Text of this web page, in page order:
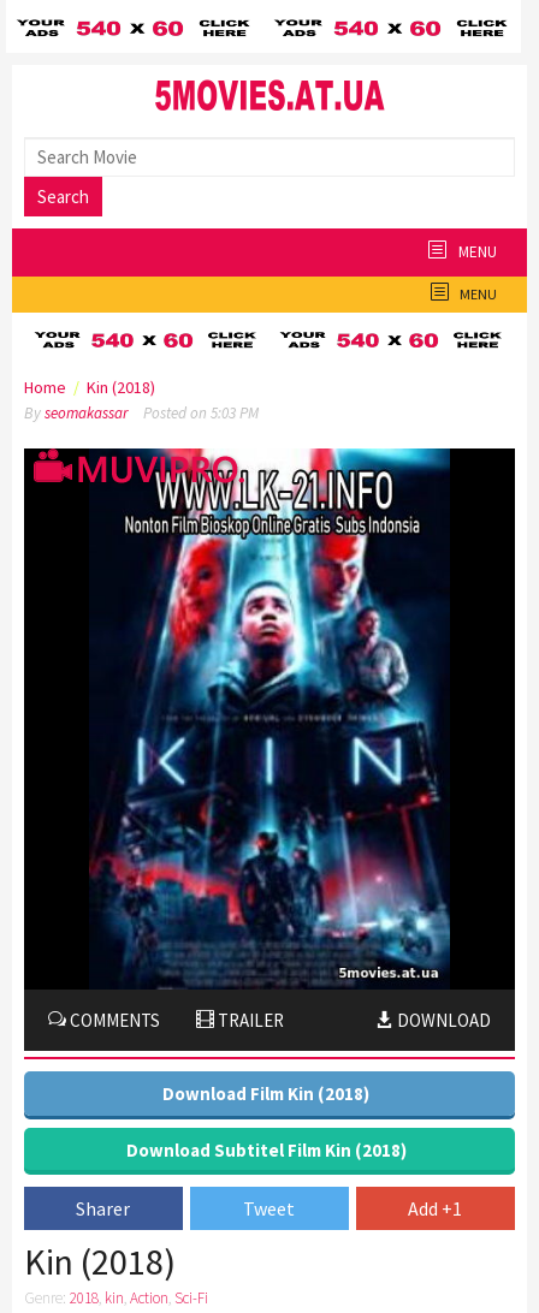
to
Search
MENU
MENU
Home / Kin (2018)
Byseomakassar Posted on 5:03 PM
COMMENTS TRAILER DOWNLOAD
Download Film Kin (2018)
Download Subtitel Film Kin (2018)
Sharer Tweet Add +1
Kin (2018)
Genre: 2018, kin,Action, Sci-Fi